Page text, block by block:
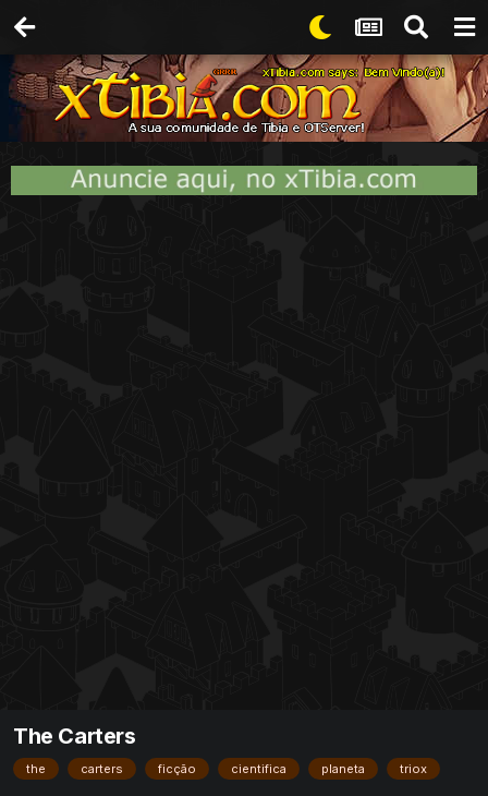
The Carters
the carters ficção cientifica planeta triox